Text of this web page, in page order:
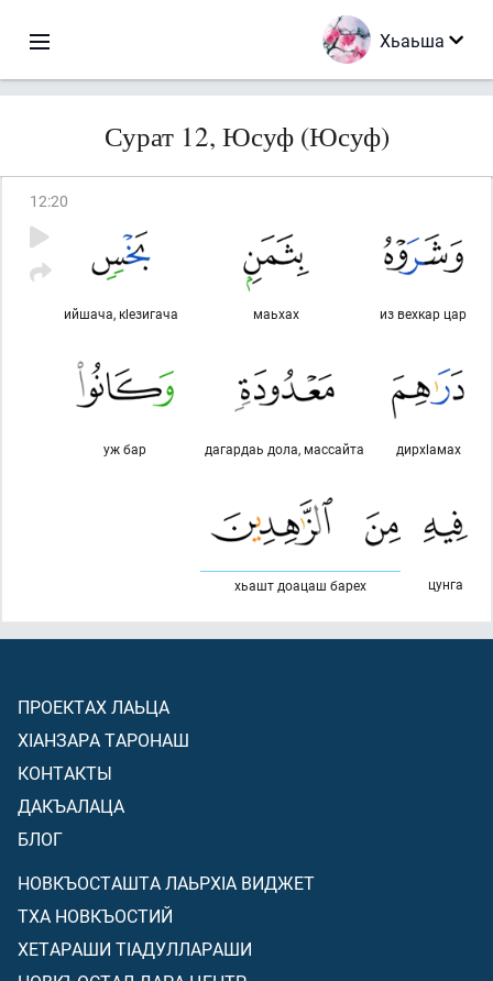
Хьаьша
Сурат 12, Юсуф (Юсуф)
12:20
из вехкар цар
маьхах
ийшача, кlезигача
дирхlамах
дагардаь дола, массайта
уж бар
цунга
хьашт доацаш барех
ПРОЕКТАХ ЛАЬЦА
ХIАНЗАРА ТАРОНАШ
КОНТАКТЫ
ДАКЪАЛАЦА
БЛОГ
НОВКЪОСТАШТА ЛАЬРХIА ВИДЖЕТ
ТХА НОВКЪОСТИЙ
ХЕТАРАШИ ТIАДУЛЛАРАШИ